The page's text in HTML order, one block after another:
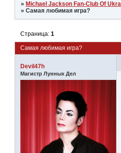
» Michael Jackson Fan-Club Of
»Самая любимая игра?
Самая любимая игра?
Страница:1
Devil47h
Магистр Лунных Дел